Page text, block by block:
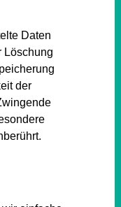
Daten
Löschung
der